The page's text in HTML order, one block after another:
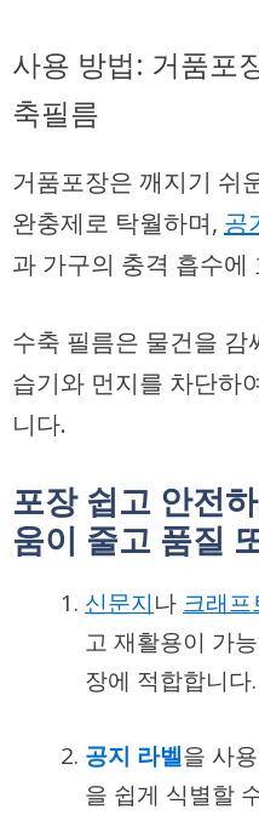
사용 방법: 거품포
축필름
거품포장은 깨지기 쉬
완충제로 탁월하며, 공
과 가구의 충격 흡수에
수축 필름은 물건을
습기와 먼지를 차단하
니다.
포장 쉽고 안전
움이 줄고 품질
신문지나 크래프
고 재활용이 가
장에 적합합니다.
공지 라벨을 사
을 쉽게 식별할